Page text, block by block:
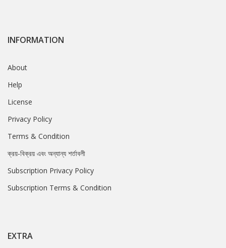
INFORMATION
About
Help
License
Privacy Policy
Terms & Condition
ক্রয়-বিক্রয় এবং অন্যান্য শর্তাবলী
Subscription Privacy Policy
Subscription Terms & Condition
EXTRA